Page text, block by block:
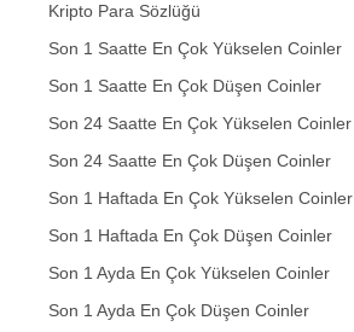
Kripto Para Sözlüğü
Son 1 Saatte En Çok Yükselen Coinler
Son 1 Saatte En Çok Düşen Coinler
Son 24 Saatte En Çok Yükselen Coinler
Son 24 Saatte En Çok Düşen Coinler
Son 1 Haftada En Çok Yükselen Coinler
Son 1 Haftada En Çok Düşen Coinler
Son 1 Ayda En Çok Yükselen Coinler
Son 1 Ayda En Çok Düşen Coinler